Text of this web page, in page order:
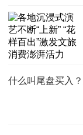
什么叫尾盘买入